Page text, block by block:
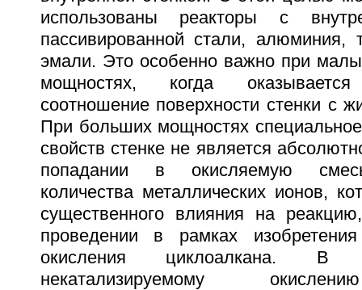
использованы реакторы с
пассивированной стали, алюминия,
эмали. Это особенно важно при
мощностях, когда оказывается
соотношение поверхности стенки с
При больших мощностях
свойств стенке не является
попадании в окисляемую смесь
количества металлических ионов,
существенного влияния на
проведении в рамках изобретения
окисления циклоалкана. В
некатализируемому